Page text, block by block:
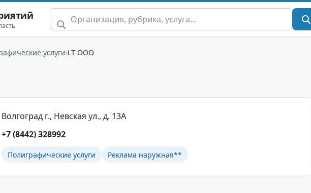
услуги LT ООО
Волгоград г., Невская ул., д. 13А
+7 (8442) 328992
Полиграфические услуги Реклама наружная**